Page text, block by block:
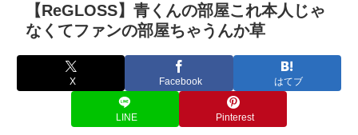
【ReGLOSS】青くんの部屋これ本人じゃ
なくてファンの部屋ちゃうんか草
X Facebook はてブ
LINE Pinterest